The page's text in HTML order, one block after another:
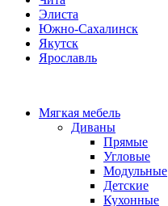
Элиста
Южно-Сахалинск
Якутск
Ярославль
Мягкая мебель
Диваны
Прямые
Угловые
Модульные
Детские
Кухонные